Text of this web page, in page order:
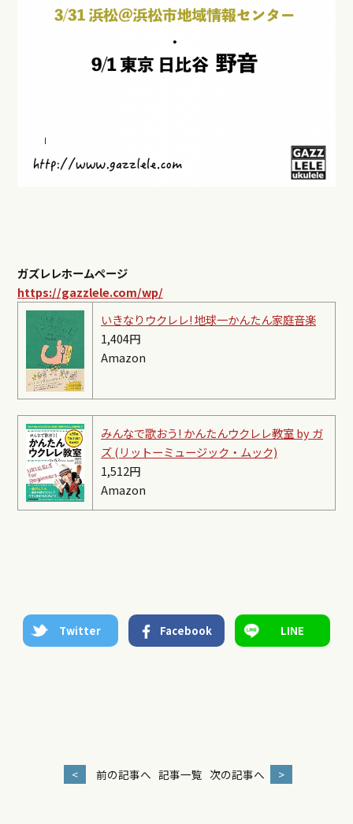
ガズレレホームページ
https://gazzlele.com/wp/
いきなりウクレレ! 地球一かんたん家庭音楽
1,404円
Amazon
みんなで歌おう! かんたんウクレレ教室 by ガ
ズ (リットーミュージック・ムック)
1,512円
Amazon
Twitter Facebook LINE
< 前の記事へ 記事一覧 次の記事へ >